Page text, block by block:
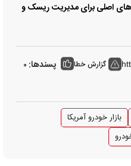
اصلی برای مدیریت ریسک و
گزارش خطا پسندها: 0
بازار خودرو آمریکا